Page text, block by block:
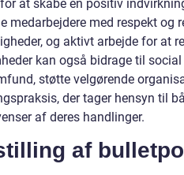
at skabe en positiv
medarbejdere med respekt
og aktivt arbejde for at
kan også bidrage til
støtte velgørende
der tager hensyn til
af deres handlinger.
af